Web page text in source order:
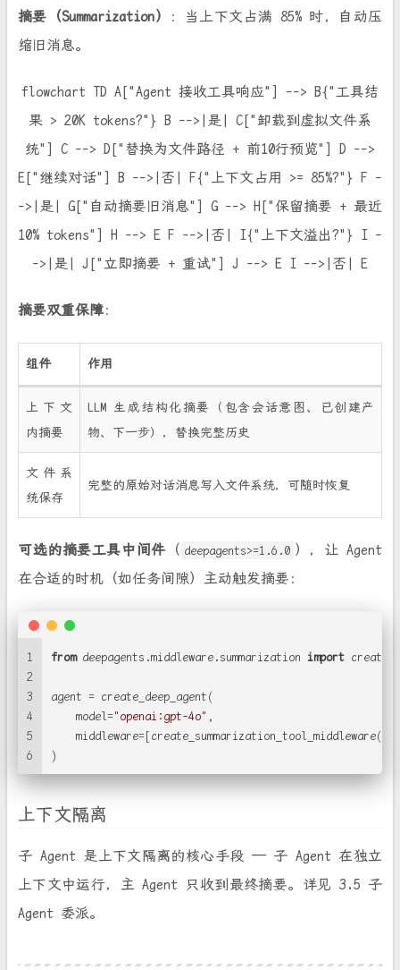
摘要（Summarization）
：当上下文占满 85% 时，自动压
缩旧消息。
flowchart TD A["Agent 接收工具响应"] --> B{"工具结
果 > 20K tokens?"} B -->|是| C["卸载到虚拟文件系
统"] C --> D["替换为文件路径 + 前10行预览"] D -->
E["继续对话"] B -->|否| F{"上下文占用 >= 85%?"} F -
->|是| G["自动摘要旧消息"] G --> H["保留摘要 + 最近
10% tokens"] H --> E F -->|否| I{"上下文溢出?"} I -
->|是| J["立即摘要 + 重试"] J --> E I -->|否| E
摘要双重保障：
组件 作用
上下文
内摘要
LLM 生成结构化摘要（包含会话意图、已创建产
物、下一步），替换完整历史
文件系
统保存
完整的原始对话消息写入文件系统，可随时恢复
可选的摘要工具中间件 （ deepagents>=1.6.0 ），让 Agent
在合适的时机（如任务间隙）主动触发摘要：
1
2
3
4
5
6
from deepagents.middleware.summarization import
agent = create_deep_agent(
    model=
"openai:gpt-4o" ,
)
上下文隔离
子 Agent 是上下文隔离的核心手段 — 子 Agent 在独立
上下文中运行，主 Agent 只收到最终摘要。详见 3.5 子
Agent 委派。